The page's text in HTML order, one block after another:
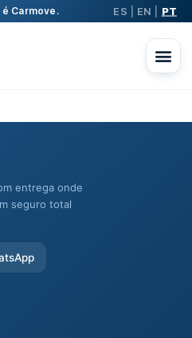
é Carmove. ES EN PT
entrega onde
seguro total